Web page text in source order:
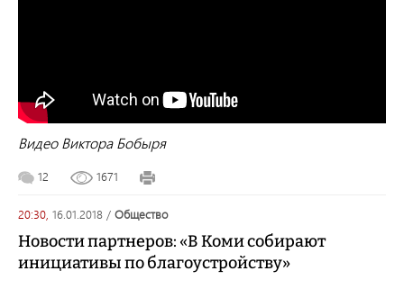
Видео Виктора Бобыря
12 1671
20:30, 16.01.2018 / общество
Новости партнеров: «В Коми собирают
инициативы по благоустройству»